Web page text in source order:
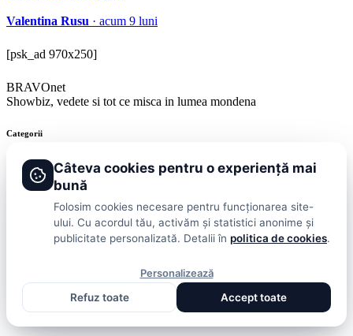
Valentina Rusu · acum 9 luni
[psk_ad 970x250]
BRAVOnet
Showbiz, vedete si tot ce misca in lumea mondena
Categorii
StiriShowbizPublicitateLifestyleHealth & BeautyCasa si Gradina
PublicitatePolitica De ConfidentialitateHomeTermeni și
Câteva cookies pentru o experiență mai
bună
Folosim cookies necesare pentru funcționarea site-
ului. Cu acordul tău, activăm și statistici anonime și
publicitate personalizată. Detalii în politica de cookies.
Personalizează
Refuz toate
Accept toate